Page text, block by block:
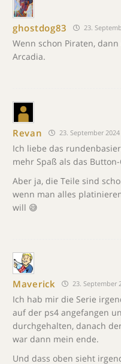
ghostdog83 23.
Wenn schon Piraten,
Arcadia.
Revan 23. September 2024
Ich liebe das
mehr Spaß als das
Aber ja, die Teile sind
wenn man alles
will 😅
Maverick 23. September
Ich hab mir die Serie
auf der ps4 angefangen
durchgehalten, danach
war dann mein ende.
Und dass oben sieht